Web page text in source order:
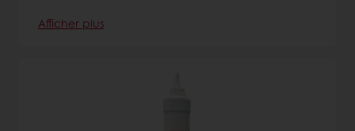
Afficher plus